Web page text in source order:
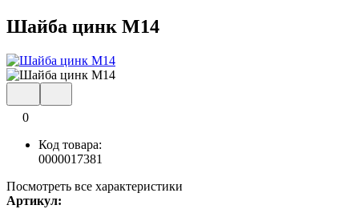
Шайба цинк М14
0
Код товара:
0000017381
Посмотреть все характеристики
Артикул: